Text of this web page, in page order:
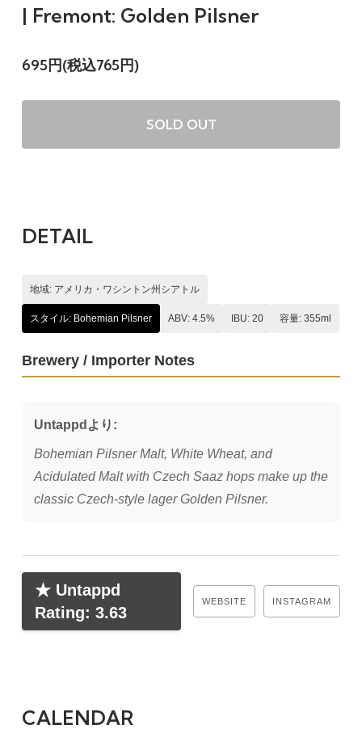
| Fremont: Golden Pilsner
695円(税込765円)
SOLD OUT
DETAIL
地域: アメリカ・ワシントン州シアトル
スタイル: Bohemian Pilsner ABV: 4.5% IBU: 20 容量: 355ml
Brewery / Importer Notes
Untappdより:
Bohemian Pilsner Malt, White Wheat, and
Acidulated Malt with Czech Saaz hops make up the
classic Czech-style lager Golden Pilsner.
★ Untappd
Rating: 3.63
WEBSITE INSTAGRAM
CALENDAR